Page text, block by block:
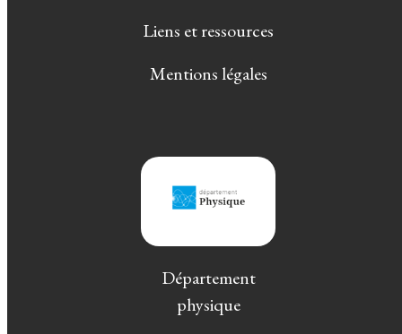
Liens et ressources
Mentions légales
Département
physique